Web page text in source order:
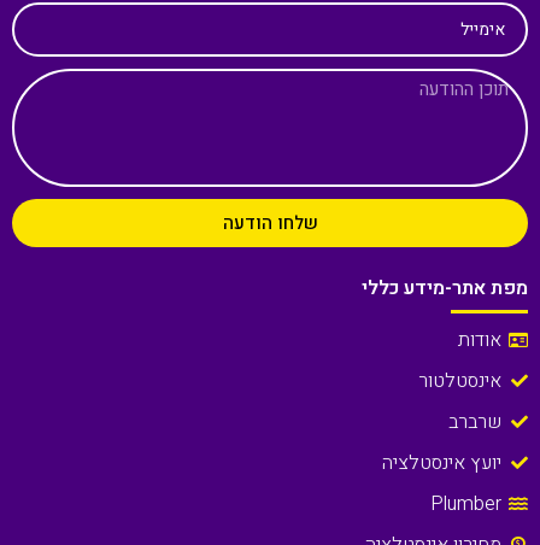
אימייל
שלחו הודעה
מפת אתר-מידע כללי
אודות
אינסטלטור
שרברב
יועץ אינסטלציה
Plumber